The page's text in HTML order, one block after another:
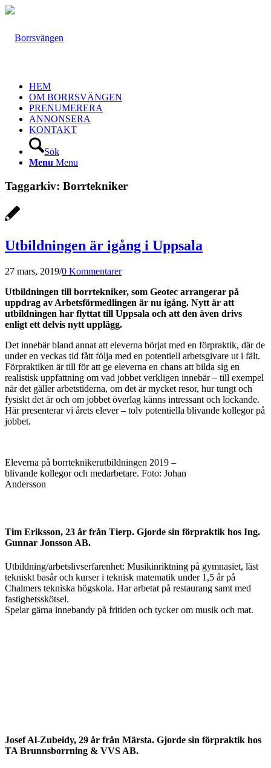
HEM
OM BORRSVÄNGEN
PRENUMERERA
ANNONSERA
KONTAKT
Sök
Menu Menu
Taggarkiv: Borrtekniker
Utbildningen är igång i Uppsala
27 mars, 2019/0 Kommentarer
Utbildningen till borrtekniker, som Geotec arrangerar på
uppdrag av Arbetsförmedlingen är nu igång. Nytt är att
utbildningen har flyttat till Uppsala och att den även drivs
enligt ett delvis nytt upplägg.
Det innebär bland annat att eleverna börjat med en förpraktik, där de
under en veckas tid fått följa med en potentiell arbetsgivare ut i fält.
Förpraktiken är till för att ge eleverna en chans att bilda sig en
realistisk uppfattning om vad jobbet verkligen innebär – till exempel
när det gäller arbetstiderna, om det är mycket resor, hur tungt och
fysiskt det är och om jobbet överlag känns intressant och lockande.
Här presenterar vi årets elever – tolv potentiella blivande kollegor på
jobbet.
Eleverna på borrteknikerutbildningen 2019 –
blivande kollegor och medarbetare. Foto: Johan
Andersson
Tim Eriksson, 23 år från Tierp. Gjorde sin förpraktik hos Ing.
Gunnar Jonsson AB.
Utbildning/arbetslivserfarenhet: Musikinriktning på gymnasiet, läst
tekniskt basår och kurser i teknisk matematik under 1,5 år på
Chalmers tekniska högskola. Har arbetat på restaurang samt med
fastighetsskötsel.
Spelar gärna innebandy på fritiden och tycker om musik och mat.
Josef Al-Zubeidy, 29 år från Märsta. Gjorde sin förpraktik hos
TA Brunnsborrning & VVS AB.